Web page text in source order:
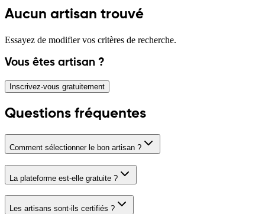
Aucun artisan trouvé
Essayez de modifier vos critères de recherche.
Vous êtes artisan ?
Inscrivez-vous gratuitement
Questions fréquentes
Comment sélectionner le bon artisan ?
La plateforme est-elle gratuite ?
Les artisans sont-ils certifiés ?